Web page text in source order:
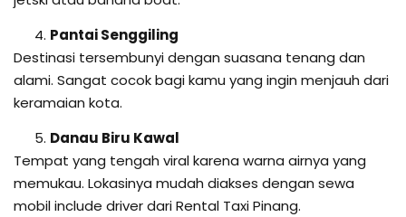
Pantai Senggiling
Destinasi tersembunyi dengan suasana tenang dan
alami. Sangat cocok bagi kamu yang ingin menjauh dari
keramaian kota.
Danau Biru Kawal
Tempat yang tengah viral karena warna airnya yang
memukau. Lokasinya mudah diakses dengan sewa
mobil include driver dari Rental Taxi Pinang.